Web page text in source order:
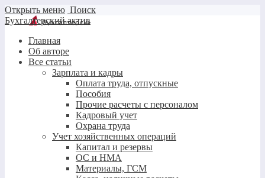
Открыть меню Поиск
Бухгалтерский актив
Главная
Об авторе
Все статьи
Зарплата и кадры
Оплата труда, отпускные
Пособия
Прочие расчеты с персоналом
Кадровый учет
Охрана труда
Учет хозяйственных операций
Капитал и резервы
ОС и НМА
Материалы, ГСМ